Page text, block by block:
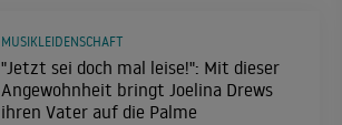
"Jetzt sei doch mal leise!": Mit dieser
Angewohnheit bringt Joelina Drews
ihren Vater auf die Palme
MUSIKLEIDENSCHAFT